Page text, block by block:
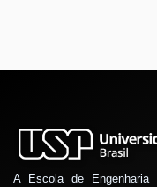
A Escola de